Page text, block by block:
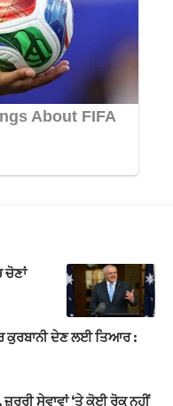
ਕੁਰਬਾਨੀ ਦੇਣ ਲਈ ਤਿਆਰ :
ਸੇਵਾਵਾਂ ‘ਤੇ ਕੋਈ ਰੋਕ ਨਹੀਂ